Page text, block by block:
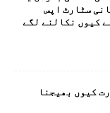
سٹارٹ اپس
کیوں نکالنے لگے
کیوں بھیجنا